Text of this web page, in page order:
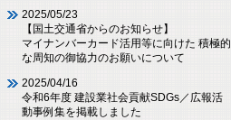
2025/05/23
【国土交通省からのお知らせ】
マイナンバーカード活用等に向けた 積極的
な周知の御協力のお願いについて
2025/04/16
令和6年度 建設業社会貢献SDGs／広報活
動事例集を掲載しました